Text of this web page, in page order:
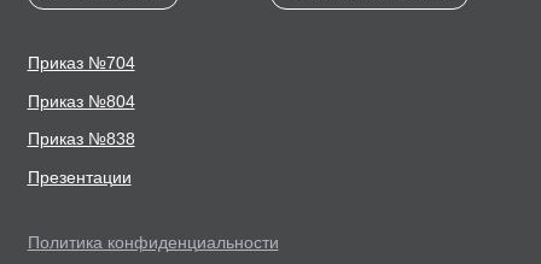
Приказ №704
Приказ №804
Приказ №838
Презентации
Политика конфиденциальности